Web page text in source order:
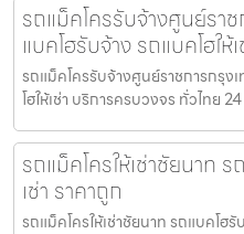
รถแม็คโครรับจ้างศูนย์รา
แบคโฮรับจ้าง รถแบคโฮให้
รถแม็คโครรับจ้างศูนย์ราชการกรุง
โฮให้เช่า บริการครบวงจร ทั่วไทย
รถแม็คโครให้เช่าชัยนาท
เช่า ราคาถูก
รถแม็คโครให้เช่าชัยนาท รถแบคโฮ